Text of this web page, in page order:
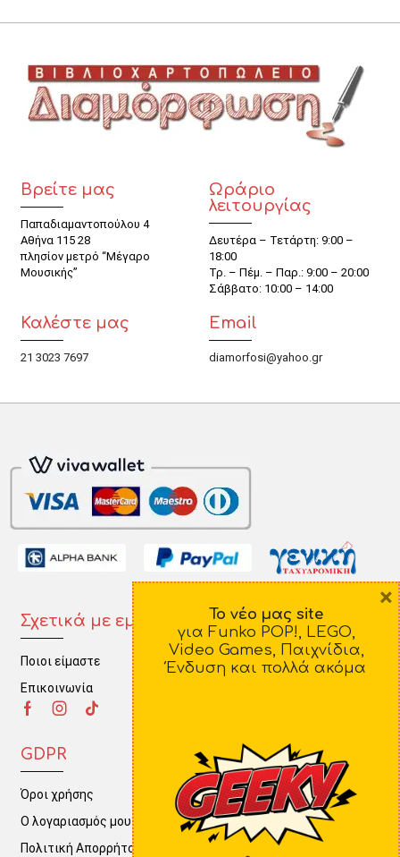
Βρείτε μας
Παπαδιαμαντοπούλου 4
Αθήνα 115 28
πλησίον μετρό “Μέγαρο
Μουσικής”
Ωράριο
λειτουργίας
Δευτέρα – Τετάρτη: 9:00 –
18:00
Τρ. – Πέμ. – Παρ.: 9:00 – 20:00
Σάββατο: 10:00 – 14:00
Καλέστε μας
21 3023 7697
Email
diamorfosi@yahoo.gr
Σχετικά με εμάς
Ποιοι είμαστε
Επικοινωνία
Πληροφορίες
Τρόποι Πληρωμής
GDPR
Όροι χρήσης
Ο λογαριασμός μου
Πολιτική Απορρήτου
Το νέο μας site
για Funko POP!, LEGO,
Video Games, Παιχνίδια,
Ένδυση και πολλά ακόμα
×